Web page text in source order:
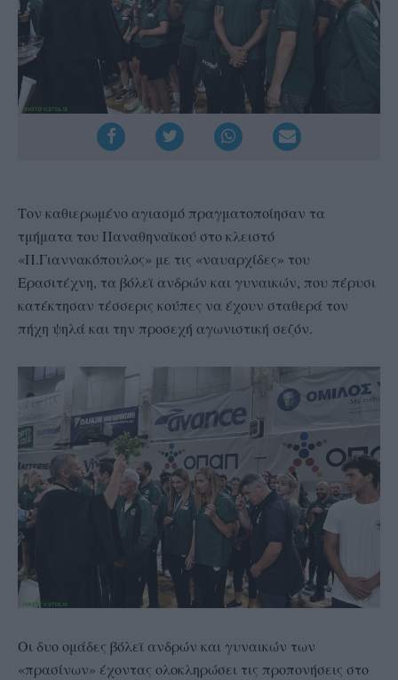
Τον καθιερωμένο αγιασμό πραγματοποίησαν τα
τμήματα του Παναθηναϊκού στο κλειστό
«Π.Γιαννακόπουλος» με τις «ναυαρχίδες» του
Ερασιτέχνη, τα βόλεϊ ανδρών και γυναικών, που πέρυσι
κατέκτησαν τέσσερις κούπες να έχουν σταθερά τον
πήχη ψηλά και την προσεχή αγωνιστική σεζόν.
Οι δυο ομάδες βόλεϊ ανδρών και γυναικών των
«πρασίνων» έχοντας ολοκληρώσει τις προπονήσεις στο